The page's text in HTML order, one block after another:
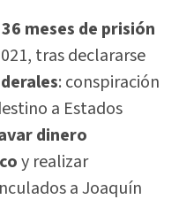
meses de prisión
tras declararse
: conspiración
a Estados
dinero
y realizar
a Joaquín